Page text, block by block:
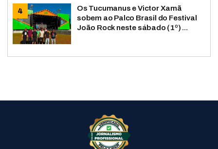
Os Tucumanus e Victor Xamã
sobem ao Palco Brasil do Festival
João Rock neste sábado (1º) ...